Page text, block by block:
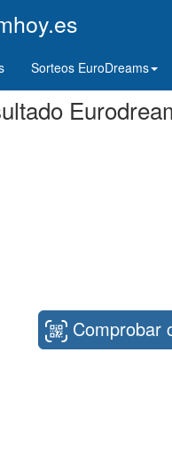
Sorteos EuroDreams
Comprobar